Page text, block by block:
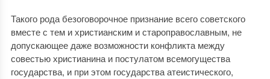
Такого рода безоговорочное признание всего советского
вместе с тем и христианским и староправославным, не
допускающее даже возможности конфликта между
совестью христианина и постулатом всемогущества
государства, и при этом государства атеистического,